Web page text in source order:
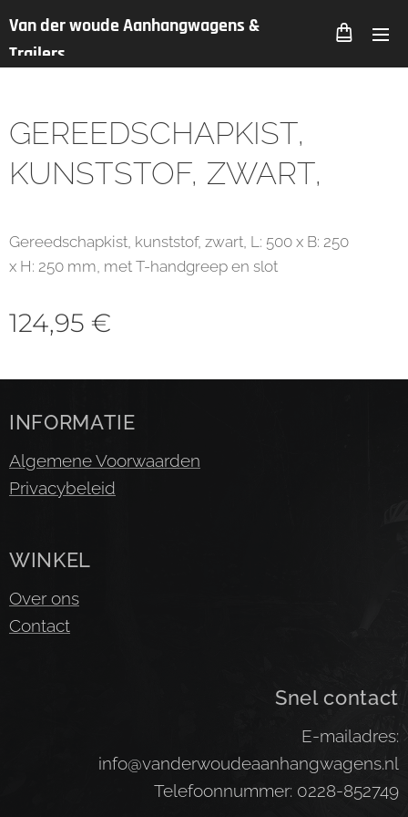
Van der woude Aanhangwagens &
Trailers
GEREEDSCHAPKIST,
KUNSTSTOF, ZWART,
Gereedschapkist, kunststof, zwart, L: 500 x B: 250
x H: 250 mm, met T-handgreep en slot
124,95 €
INFORMATIE
Algemene Voorwaarden
Privacybeleid
WINKEL
Over ons
Contact
Snel contact
E-mailadres:
info@vanderwoudeaanhangwagens.nl
Telefoonnummer: 0228-852749